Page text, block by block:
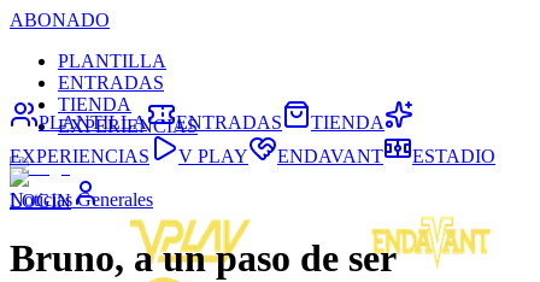
ABONADO
PLANTILLA
ENTRADAS
TIENDA
EXPERIENCIAS
LOGIN
PLANTILLA ENTRADAS
TIENDA
EXPERIENCIAS
V PLAY ENDAVANT ESTADIO
Noticias Generales
Bruno, a un paso de ser